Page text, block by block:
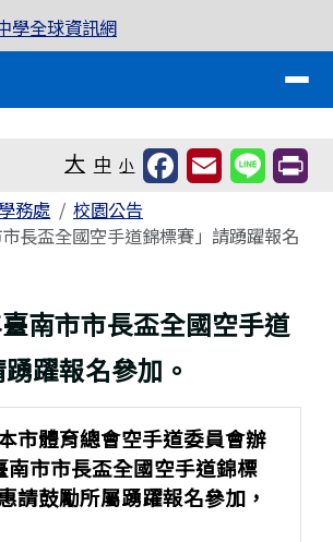
中學全球資訊網
大 中 小
學務處
校園公告
市長盃全國空手道錦標賽」請踴躍報名
臺南市市長盃全國空手道
躍報名參加。
市體育總會空手道委員會辦
南市市長盃全國空手道錦標
請鼓勵所屬踴躍報名參加，